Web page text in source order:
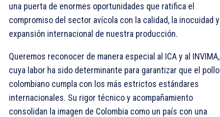
una puerta de enormes oportunidades que ratifica el
compromiso del sector avícola con la calidad, la inocuidad
expansión internacional de nuestra producción.
Queremos reconocer de manera especial al ICA y al INVIMA,
cuya labor ha sido determinante para garantizar que el pollo
colombiano cumpla con los más estrictos estándares
internacionales. Su rigor técnico y acompañamiento
consolidan la imagen de Colombia como un país con una